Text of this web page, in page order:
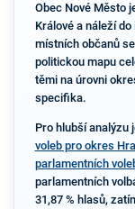
Obec Nové Město
Králové a náleží
místních občanů
politickou mapu
těmi na úrovni
specifika.
Pro hlubší analýzu
voleb pro okres
parlamentních
parlamentních
31,87 % hlasů,